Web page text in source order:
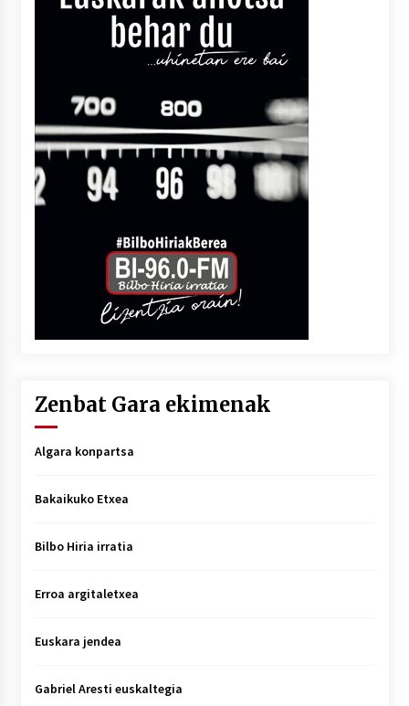
Zenbat Gara ekimenak
Algara konpartsa
Bakaikuko Etxea
Bilbo Hiria irratia
Erroa argitaletxea
Euskara jendea
Gabriel Aresti euskaltegia